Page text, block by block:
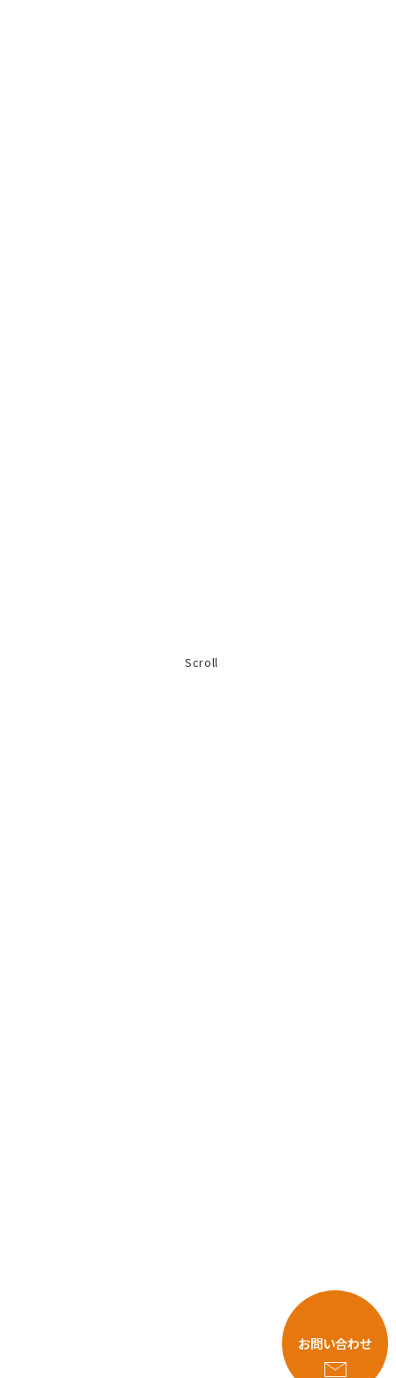
お問い合わせ
Scroll